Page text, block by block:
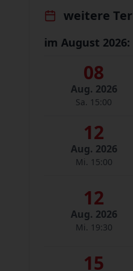
weitere
im August 2026:
08
Aug. 2026
Sa. 15:00
12
Aug. 2026
Mi. 15:00
12
Aug. 2026
Mi. 19:30
15